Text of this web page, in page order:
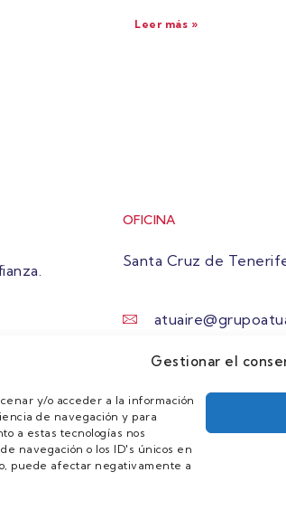
Gestionar el
y/o acceder a la información
de navegación y para
a estas tecnologías nos
navegación o los ID's únicos en
puede afectar negativamente a
Leer más »
OFICINA
Santa Cruz de